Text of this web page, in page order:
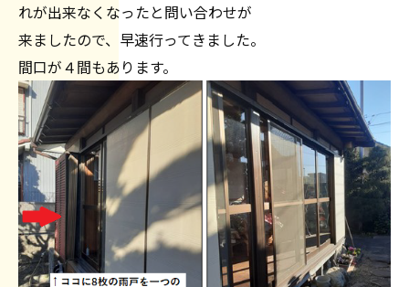
れが出来なくなったと問い合わせが
来ましたので、早速行ってきました。
間口が４間もあります。